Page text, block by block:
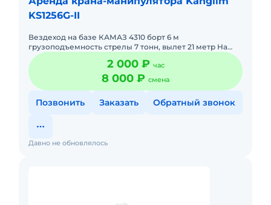
KS1256G-II
Вездеход на базе КАМАЗ 4310 борт 6 м
грузоподъемность стрелы 7 тонн, вылет 21 метр На
дальние расстояния грузы не перевозим т.к. резина не
шоссейная, предпочт2 000 ₽ час
8 000 ₽ смена
Позвонить Заказать Обратный звонок
Давно не обновлялось